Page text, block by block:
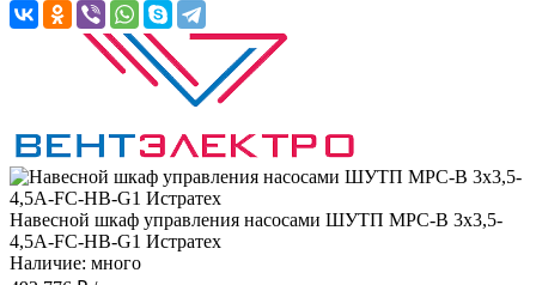
Навесной шкаф управления насосами ШУТП MPC-B 3x3,5-
4,5A-FC-HB-G1 Истратех
Наличие: много